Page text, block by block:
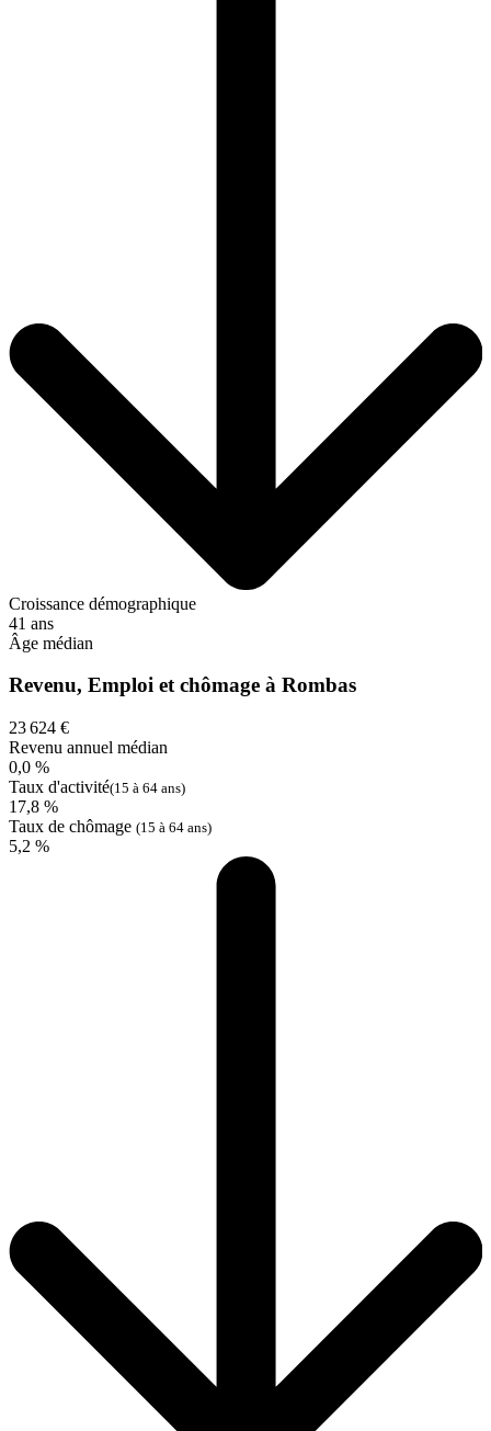
Croissance démographique
41 ans
Âge médian
Revenu, Emploi et chômage à Rombas
23 624 €
Revenu annuel médian
0,0 %
Taux d'activité(15 à 64 ans)
17,8 %
Taux de chômage (15 à 64 ans)
5,2 %